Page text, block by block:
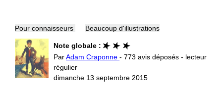
Pour connaisseurs Beaucoup d'illustrations
Note globale :
ParAdam Craponne- 773 avis déposés - lecteur
régulier
dimanche 13 septembre 2015